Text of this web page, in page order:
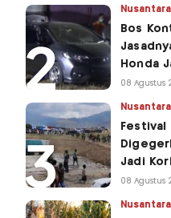
Nusantara
Bos
Honda
08 Agustus
Nusantara
Festival
Jadi
08 Agustus
Nusantara